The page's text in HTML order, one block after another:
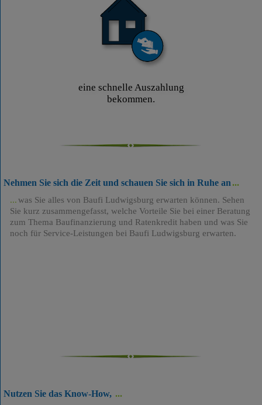
eine schnelle Auszahlung
bekommen.
Nehmen Sie sich die Zeit und schauen Sie sich in Ruhe an
was Sie alles von Baufi Ludwigsburg erwarten können. Sehen
Sie kurz zusammengefasst, welche Vorteile Sie bei einer Beratung
zum Thema Baufinanzierung und Ratenkredit haben und was Sie
noch für Service-Leistungen bei Baufi Ludwigsburg erwarten.
Nutzen Sie das Know-How,